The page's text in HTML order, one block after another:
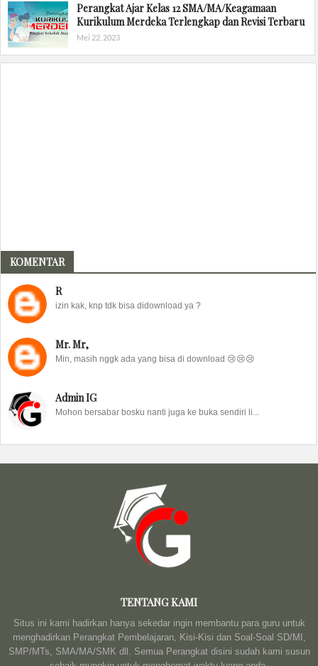
Perangkat Ajar Kelas 12 SMA/MA/Keagamaan
Kurikulum Merdeka Terlengkap dan Revisi Terbaru
Mei 22, 2023
KOMENTAR
R
izin kak, knp tdk bisa didownload ya ?
Mr. Mr,
Min, masih nggk ada yang bisa di download 😢😢😢
Admin IG
Mohon bersabar bosku nanti juga ke buka sendiri li...
TENTANG KAMI
Situs ini kami hadirkan hanya sekedar ingin membantu para guru untuk
menghadirkan Perangkat Pembelajaran, Kisi-Kisi dan Soal-Soal SD/MI,
SMP/MTs, SMA/MA/SMK dll. Semua Perangkat disini sudah kami susun